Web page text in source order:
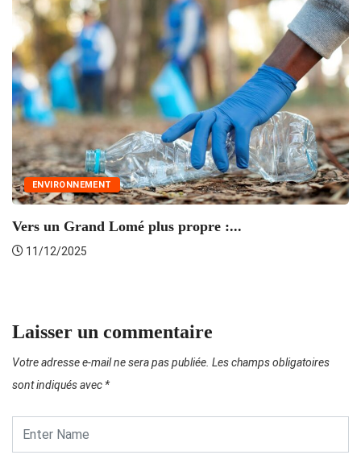
ENVIRONNEMENT
Vers un Grand Lomé plus propre :...
11/12/2025
Laisser un commentaire
Votre adresse e-mail ne sera pas publiée. Les champs obligatoires
sont indiqués avec *